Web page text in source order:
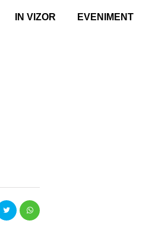
IN VIZOR EVENIMENT